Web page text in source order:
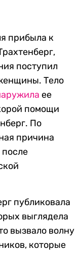
прибыла к
поступил
Тело
ее
помощи
По
причина
после
публиковала
выглядела
вызвало волну
которые